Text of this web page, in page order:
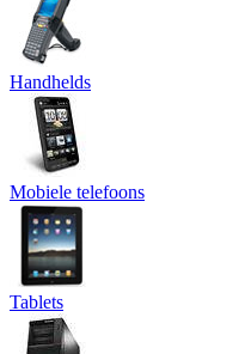
Handhelds
Mobiele telefoons
Tablets